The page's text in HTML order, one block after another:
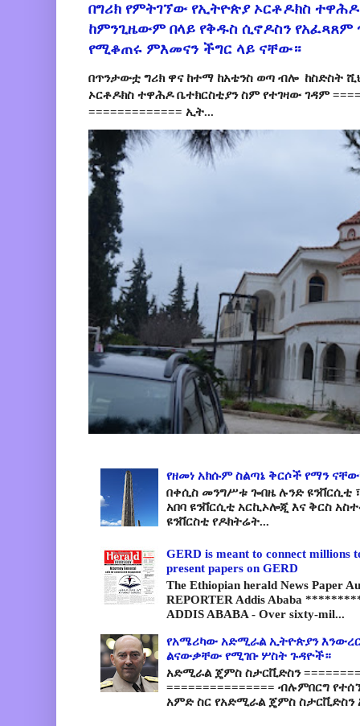
በግሪክ የምትገኘው የኢትዮጵያ ኦርቶዶክስ
ከምንጊዜውም በላይ የቅዱስ ሲኖዶስን የአፈጻጸም
የሚቆጠሩ ምእመናን ችግር ላይ ናቸው።
በጥንታውቷ ግሪክ ዋና ከተማ ከአቴንስ ወጣ ብሎ ከስድስት
ኦርቶዶክስ ተዋሕዶ ቤተክርስቲያን ስም የተገዛው ገዳም
============= ኢት...
የዘመነ አክሱም ስልጣኔ ቅርሶች የማን
በቀሲስ መንግሥቱ ጐበዜ ሉንድ ዩንቨርሲቲ
አበባ ዩንቨርሲቲ አርኪኦሎጂ እና ቅርስ
ዩንቨርስቲ የዶክትሬት...
GERD is meant to connect millions
present papers on GERD
The Ethiopian herald News Paper
REPORTER Addis Ababa
ADDIS ABABA - Over sixty-mil...
የአሜሪካው አድሚራል ኢትዮጵያን
ልናውቃቸው የሚገቡ ሦስት ጉዳዮች።
አድሚራል ጄምስ ስታርቪድስን
=============== ብሉምበርግ
አምድ ስር የአድሚራል ጄምስ ስታርቪድስን